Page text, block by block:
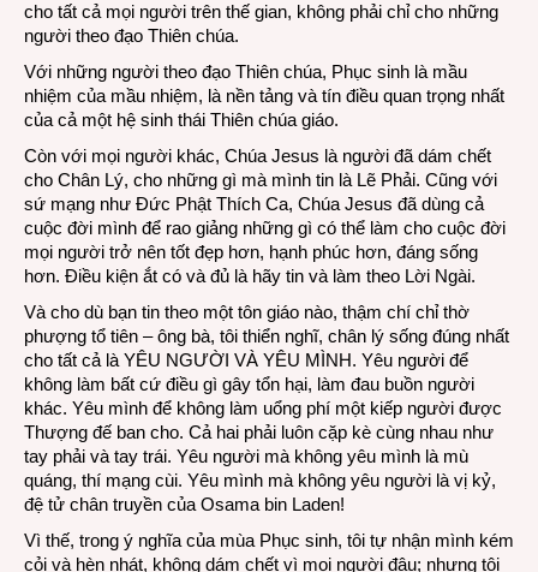
cho tất cả mọi người trên thế gian, không phải chỉ cho những
người theo đạo Thiên chúa.
Với những người theo đạo Thiên chúa, Phục sinh là mầu
nhiệm của mầu nhiệm, là nền tảng và tín điều quan trọng nhất
của cả một hệ sinh thái Thiên chúa giáo.
Còn với mọi người khác, Chúa Jesus là người đã dám chết
cho Chân Lý, cho những gì mà mình tin là Lẽ Phải. Cũng với
sứ mạng như Đức Phật Thích Ca, Chúa Jesus đã dùng cả
cuộc đời mình để rao giảng những gì có thể làm cho cuộc đời
mọi người trở nên tốt đẹp hơn, hạnh phúc hơn, đáng sống
hơn. Điều kiện ắt có và đủ là hãy tin và làm theo Lời Ngài.
Và cho dù bạn tin theo một tôn giáo nào, thậm chí chỉ thờ
phượng tổ tiên – ông bà, tôi thiển nghĩ, chân lý sống đúng nhất
cho tất cả là YÊU NGƯỜI VÀ YÊU MÌNH. Yêu người để
không làm bất cứ điều gì gây tổn hại, làm đau buồn người
khác. Yêu mình để không làm uổng phí một kiếp người được
Thượng đế ban cho. Cả hai phải luôn cặp kè cùng nhau như
tay phải và tay trái. Yêu người mà không yêu mình là mù
quáng, thí mạng cùi. Yêu mình mà không yêu người là vị kỷ,
đệ tử chân truyền của Osama bin Laden!
Vì thế, trong ý nghĩa của mùa Phục sinh, tôi tự nhận mình kém
cỏi và hèn nhát, không dám chết vì mọi người đâu; nhưng tôi